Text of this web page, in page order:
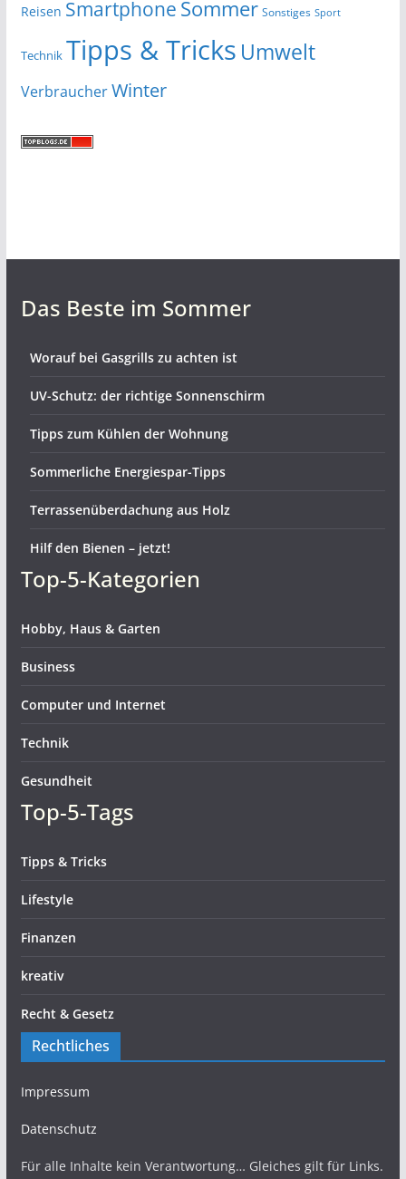
Reisen Smartphone Sommer Sonstiges Sport
Technik Tipps & Tricks Umwelt
VerbraucherWinter
Das Beste im Sommer
Worauf bei Gasgrills zu achten ist
UV-Schutz: der richtige Sonnenschirm
Tipps zum Kühlen der Wohnung
Sommerliche Energiespar-Tipps
Terrassenüberdachung aus Holz
Hilf den Bienen – jetzt!
Top-5-Kategorien
Hobby, Haus & Garten
Business
Computer und Internet
Technik
Gesundheit
Top-5-Tags
Tipps & Tricks
Lifestyle
Finanzen
kreativ
Recht & Gesetz
Rechtliches
Impressum
Datenschutz
Für alle Inhalte kein Verantwortung… Gleiches gilt für Links.